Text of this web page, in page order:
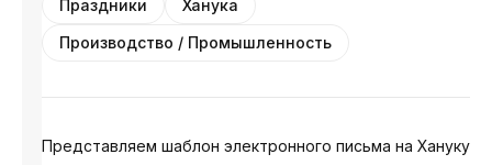
Праздники
Ханука
Производство / Промышленность
Представляем шаблон электронного письма на Хануку